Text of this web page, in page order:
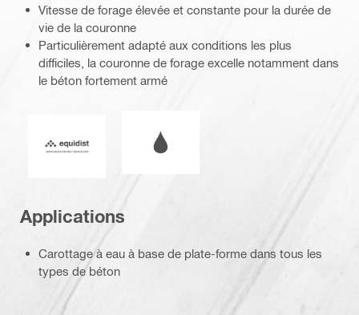
Vitesse de forage élevée et constante pour la durée de
vie de la couronne
Particulièrement adapté aux conditions les plus
difficiles, la couronne de forage excelle notamment dans
le béton fortement armé
Applications
Carottage à eau à base de plate-forme dans tous les
types de béton